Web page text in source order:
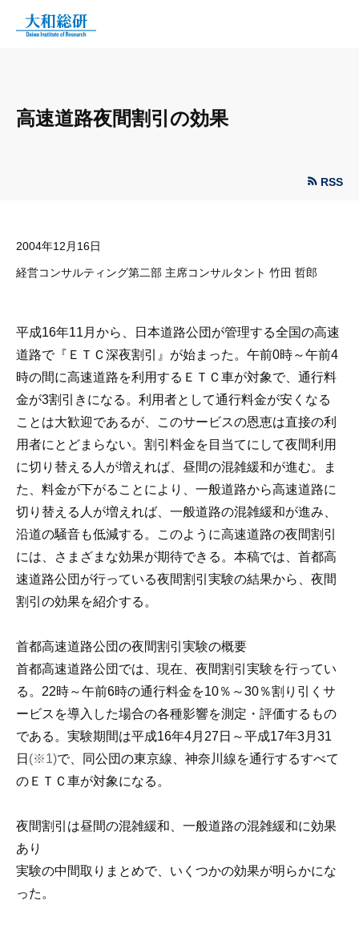
高速道路夜間割引の効果
RSS
2004年12月16日
経営コンサルティング第二部 主席コンサルタント 竹田 哲郎
平成16年11月から、日本道路公団が管理する全国の高速
道路で『ＥＴＣ深夜割引』が始まった。午前0時～午前4
時の間に高速道路を利用するＥＴＣ車が対象で、通行料
金が3割引きになる。利用者として通行料金が安くなる
ことは大歓迎であるが、このサービスの恩恵は直接の利
用者にとどまらない。割引料金を目当てにして夜間利用
に切り替える人が増えれば、昼間の混雑緩和が進む。ま
た、料金が下がることにより、一般道路から高速道路に
切り替える人が増えれば、一般道路の混雑緩和が進み、
沿道の騒音も低減する。このように高速道路の夜間割引
には、さまざまな効果が期待できる。本稿では、首都高
速道路公団が行っている夜間割引実験の結果から、夜間
割引の効果を紹介する。
首都高速道路公団の夜間割引実験の概要
首都高速道路公団では、現在、夜間割引実験を行ってい
る。22時～午前6時の通行料金を10％～30％割り引くサ
ービスを導入した場合の各種影響を測定・評価するもの
である。実験期間は平成16年4月27日～平成17年3月31
日 (※1)で、同公団の東京線、神奈川線を通行するすべて
のＥＴＣ車が対象になる。
夜間割引は昼間の混雑緩和、一般道路の混雑緩和に効果
あり
実験の中間取りまとめで、いくつかの効果が明らかにな
った。